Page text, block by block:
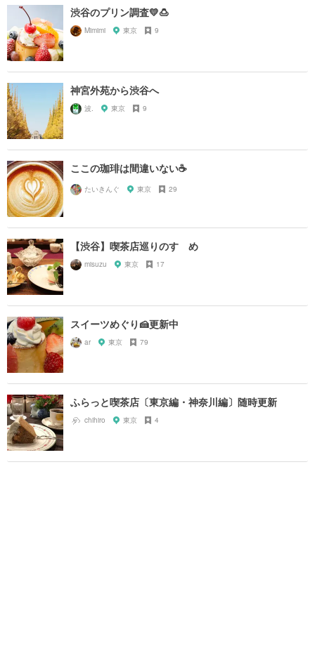
渋谷のプリン調査💛🍮
Mimimi 東京 9
神宮外苑から渋谷へ
波. 東京 9
ここの珈琲は間違いない☕️
たいきんぐ 東京 29
【渋谷】喫茶店巡りのすゝめ
misuzu 東京 17
スイーツめぐり🍰更新中
ar 東京 79
ふらっと喫茶店〔東京編・神奈川編〕随時更新
chihiro 東京 4